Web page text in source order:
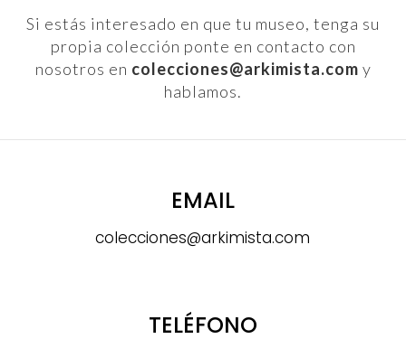
Si estás interesado en que tu museo, tenga su
propia colección ponte en contacto con
nosotros en colecciones@arkimista.com y
hablamos.
EMAIL
colecciones@arkimista.com
TELÉFONO